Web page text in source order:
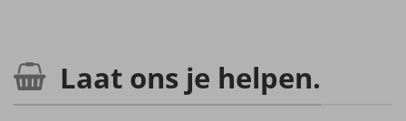
Laat ons je helpen.